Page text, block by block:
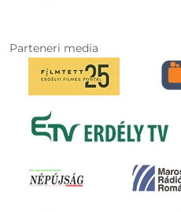
Parteneri media